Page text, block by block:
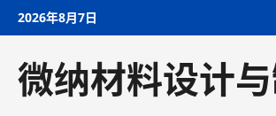
Skip2026年8月7日
微纳材料设计